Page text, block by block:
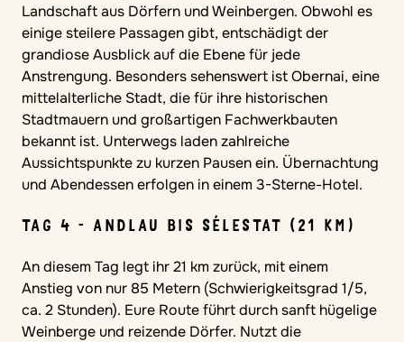
Landschaft aus Dörfern und Weinbergen. Obwohl es
einige steilere Passagen gibt, entschädigt der
grandiose Ausblick auf die Ebene für jede
Anstrengung. Besonders sehenswert ist Obernai, eine
mittelalterliche Stadt, die für ihre historischen
Stadtmauern und großartigen Fachwerkbauten
bekannt ist. Unterwegs laden zahlreiche
Aussichtspunkte zu kurzen Pausen ein. Übernachtung
und Abendessen erfolgen in einem 3-Sterne-Hotel.
TAG 4 - ANDLAU BIS SÉLESTAT (21 KM)
An diesem Tag legt ihr 21 km zurück, mit einem
Anstieg von nur 85 Metern (Schwierigkeitsgrad 1/5,
ca. 2 Stunden). Eure Route führt durch sanft hügelige
Weinberge und reizende Dörfer. Nutzt die